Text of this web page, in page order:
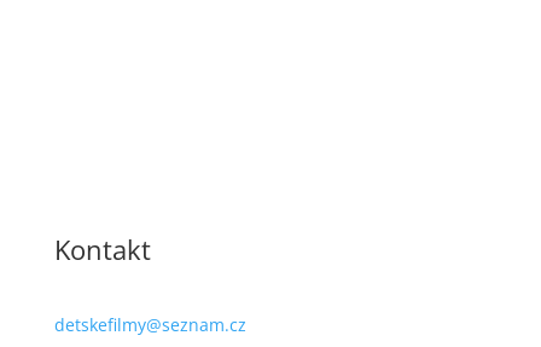
Kontakt
detskefilmy@seznam.cz